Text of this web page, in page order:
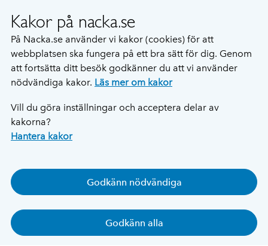
Kakor på nacka.se
På Nacka.se använder vi kakor (cookies) för att
webbplatsen ska fungera på ett bra sätt för dig. Genom
att fortsätta ditt besök godkänner du att vi använder
nödvändiga kakor. Läs mer om kakor
Vill du göra inställningar och acceptera delar av
kakorna?
Hantera kakor
Godkänn nödvändiga
Godkänn alla